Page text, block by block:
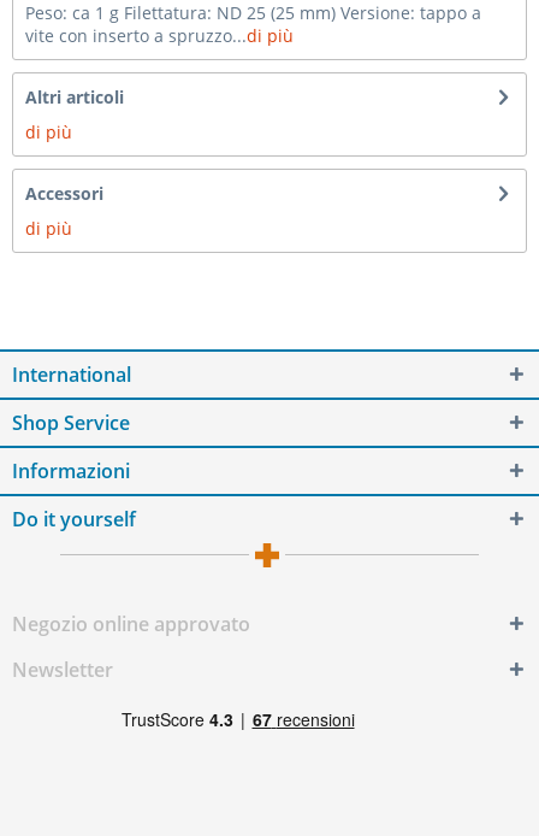
Peso: ca 1 g Filettatura: ND 25 (25 mm) Versione: tappo a
vite con inserto a spruzzo...di più
Altri articoli
di più
Accessori
di più
International
Shop Service
Informazioni
Do it yourself
Negozio online approvato
Newsletter